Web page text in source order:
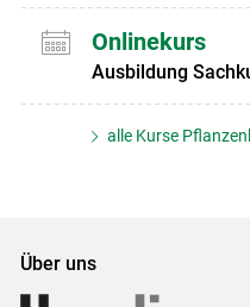
Onlinekurs
Ausbildung
alle Kurse
Über uns